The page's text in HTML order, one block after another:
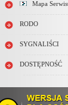
Mapa
RODO
SYGNALIŚCI
DOSTĘPNOŚĆ